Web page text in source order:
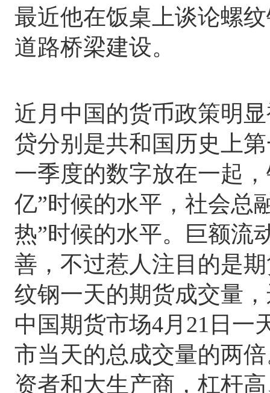
最近他在饭桌上谈论螺
道路桥梁建设。
近月中国的货币政策明
贷分别是共和国历史上
一季度的数字放在一起
亿”时候的水平，社会总
热”时候的水平。巨额流
善，不过惹人注目的是
纹钢一天的期货成交量
中国期货市场4月21日一
市当天的总成交量的两
资者和大生产商，杠杆